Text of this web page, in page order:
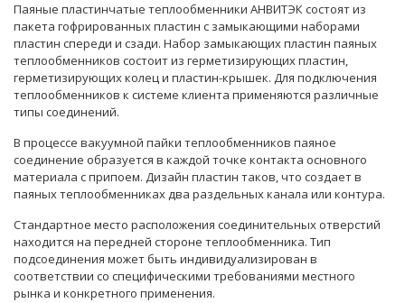
Паяные пластинчатые теплообменники АНВИТЭК состоят из
пакета гофрированных пластин с замыкающими наборами
пластин спереди и сзади. Набор замыкающих пластин паяных
теплообменников состоит из герметизирующих пластин,
герметизирующих колец и пластин-крышек. Для подключения
теплообменников к системе клиента применяются различные
типы соединений.
В процессе вакуумной пайки теплообменников паяное
соединение образуется в каждой точке контакта основного
материала с припоем. Дизайн пластин таков, что создает в
паяных теплообменниках два раздельных канала или контура.
Стандартное место расположения соединительных отверстий
находится на передней стороне теплообменника. Тип
подсоединения может быть индивидуализирован в
соответствии со специфическими требованиями местного
рынка и конкретного применения.